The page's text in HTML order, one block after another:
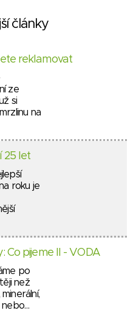
články
reklamovat
ze
si
na
25 let
roku je
Co pijeme II - VODA
po
než
minerální,
nebo…